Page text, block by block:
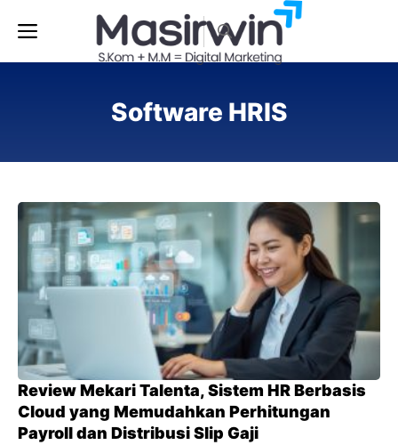
Menu
Software HRIS
Review Mekari Talenta, Sistem HR Berbasis
Cloud yang Memudahkan Perhitungan
Payroll dan Distribusi Slip Gaji